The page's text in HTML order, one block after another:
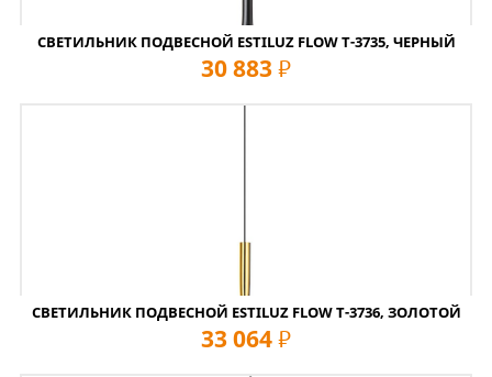
СВЕТИЛЬНИК ПОДВЕСНОЙ ESTILUZ FLOW T-3735, ЧЕРНЫЙ
30 883 руб
СВЕТИЛЬНИК ПОДВЕСНОЙ ESTILUZ FLOW T-3736, ЗОЛОТОЙ
33 064 руб